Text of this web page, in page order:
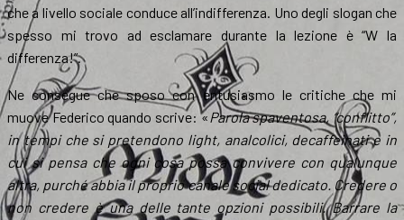
che a livello sociale conduce all’indifferenza. Uno degli slogan che
spesso mi trovo ad esclamare durante la lezione è “W la
differenza!”.
Ne consegue che sposo con entusiasmo le critiche che mi
muove Federico quando scrive: «Parola spaventosa, “conflitto”,
in tempi che si pretendono light, analcolici, decaffeinati e in
cui si pensa che ogni cosa possa convivere con qualunque
altra, purché abbia il proprio canale social dedicato. Credere o
non credere è una delle tante opzioni possibili. Barrare la